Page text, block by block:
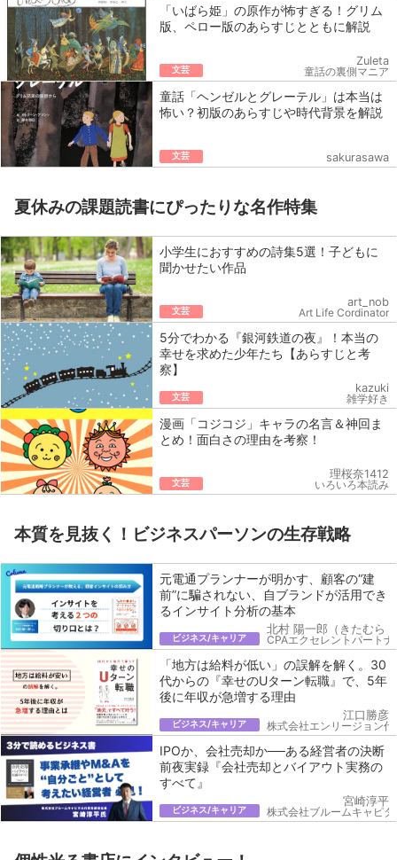
「いばら姫」の原作が怖すぎる！グリム
版、ペロー版のあらすじとともに解説
文芸
Zuleta
童話の裏側マニア
童話「ヘンゼルとグレーテル」は本当は
怖い？初版のあらすじや時代背景を解説
文芸 sakurasawa
夏休みの課題読書にぴったりな名作特集
小学生におすすめの詩集5選！子どもに
聞かせたい作品
文芸
art_nob
Art Life Cordinator
5分でわかる『銀河鉄道の夜』！本当の
幸せを求めた少年たち【あらすじと考
察】
文芸
kazuki
雑学好き
漫画「コジコジ」キャラの名言＆神回ま
とめ！面白さの理由を考察！
文芸
理桜奈1412
いろいろ本読み
本質を見抜く！ビジネスパーソンの生存戦略
元電通プランナーが明かす、顧客の“建
前”に騙されない、自ブランドが活用でき
るインサイト分析の基本
ビジネス/キャリア
北村 陽一郎（きたむら
CPAエクセレントパート
「地方は給料が低い」の誤解を解く。30
代からの『幸せのUターン転職』で、5年
後に年収が急増する理由
ビジネス/キャリア
江口勝彦
株式会社エンリージョン代
IPOか、会社売却か──ある経営者の決断
前夜実録『会社売却とバイアウト実務の
すべて』
ビジネス/キャリア
宮崎淳平
株式会社ブルームキャピ